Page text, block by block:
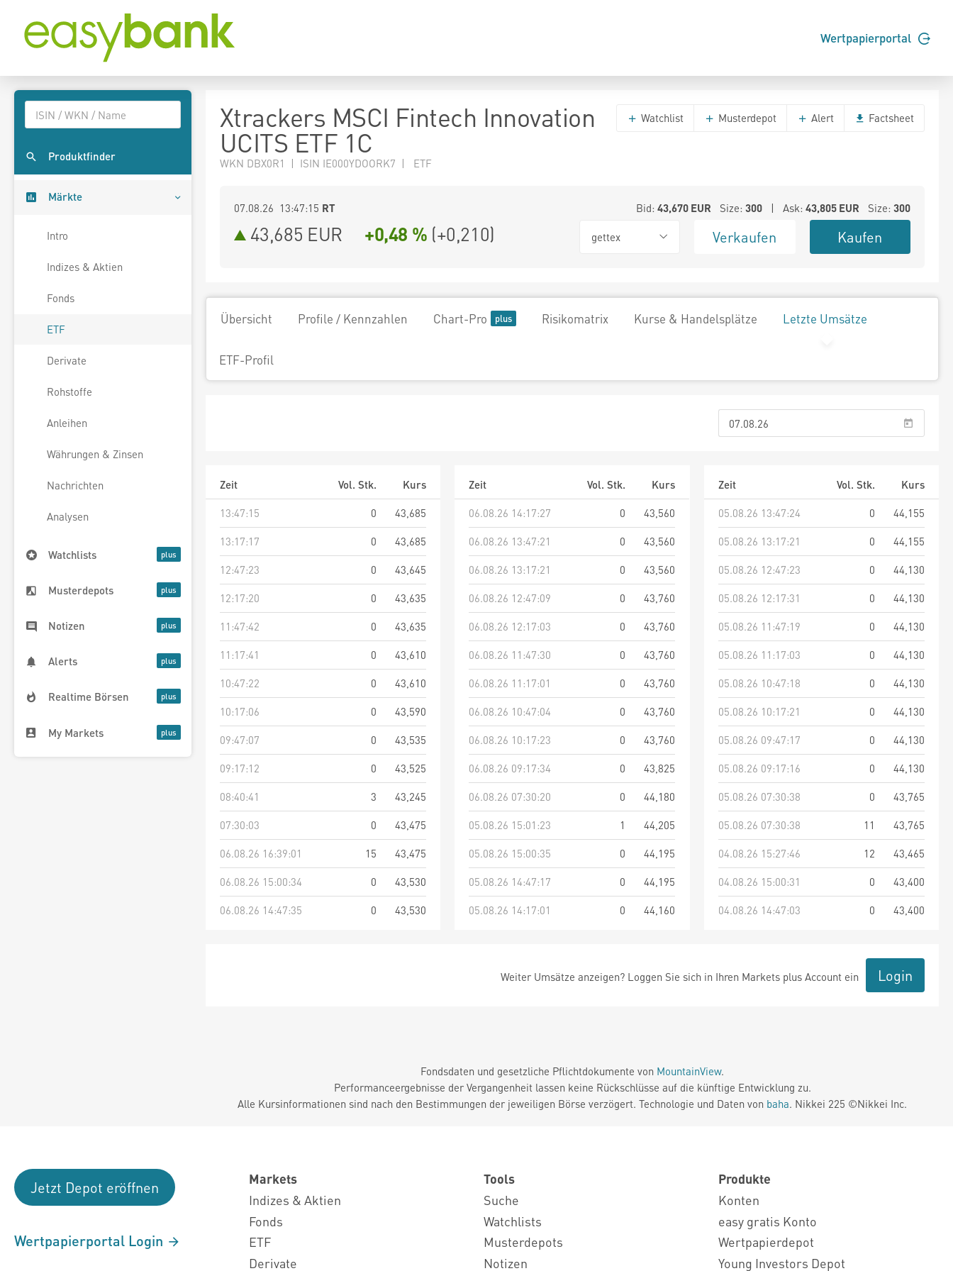
Wertpapierportal
Produktfinder
Märkte
Intro
Indizes & Aktien
Fonds
ETF
Derivate
Rohstoffe
Anleihen
Währungen & Zinsen
Nachrichten
Analysen
Watchlists
Musterdepots
Notizen
Alerts
Realtime Börsen
My Markets
Xtrackers MSCI Fintech Innovation
UCITS ETF 1C
WKN DBX0R1 | ISIN IE000YDOORK7 | ETF
Watchlist Musterdepot Alert Factsheet
07.08.26 13:47:15 RT Bid: 43,670EUR Size: 300| Ask: 43,805EUR Size: 300
43,685 EUR +0,48 % (+0,210) gettex Verkaufen Kaufen
Übersicht Profile / Kennzahlen Chart-Pro Risikomatrix Kurse & Handelsplätze Letzte Umsätze
ETF-Profil
Zeit Vol. Stk.
Kurs
13:47:15
0
43,685
13:17:17
0
43,685
12:47:23
0
43,645
12:17:20
0
43,635
11:47:42
0
43,635
11:17:41
0
43,610
10:47:22
0
43,610
10:17:06
0
43,590
09:47:07
0
43,535
09:17:12
0
43,525
08:40:41
3
43,245
07:30:03
0
43,475
06.08.26 16:39:01
15
43,475
06.08.26 15:00:34
0
43,530
06.08.26 14:47:35
0 43,530
Zeit Vol. Stk.
Kurs
06.08.26 14:17:27
0
43,560
06.08.26 13:47:21
0
43,560
06.08.26 13:17:21
0
43,560
06.08.26 12:47:09
0
43,760
06.08.26 12:17:03
0
43,760
06.08.26 11:47:30
0
43,760
06.08.26 11:17:01
0
43,760
06.08.26 10:47:04
0
43,760
06.08.26 10:17:23
0
43,760
06.08.26 09:17:34
0
43,825
06.08.26 07:30:20
0
44,180
05.08.26 15:01:23
1
44,205
05.08.26 15:00:35
0
44,195
05.08.26 14:47:17
0
44,195
05.08.26 14:17:01
0 44,160
Zeit Vol. Stk.
Kurs
05.08.26 13:47:24
0
44,155
05.08.26 13:17:21
0
44,155
05.08.26 12:47:23
0
44,130
05.08.26 12:17:31
0
44,130
05.08.26 11:47:19
0
44,130
05.08.26 11:17:03
0
44,130
05.08.26 10:47:18
0
44,130
05.08.26 10:17:21
0
44,130
05.08.26 09:47:17
0
44,130
05.08.26 09:17:16
0
44,130
05.08.26 07:30:38
0
43,765
05.08.26 07:30:38
11
43,765
04.08.26 15:27:46
12
43,465
04.08.26 15:00:31
0
43,400
04.08.26 14:47:03
0 43,400
Weiter Umsätze anzeigen? Loggen Sie sich in Ihren Markets plus Account ein Login
Fondsdaten und gesetzliche Pflichtdokumente von MountainView.
Performanceergebnisse der Vergangenheit lassen keine Rückschlüsse auf die künftige Entwicklung zu.
Alle Kursinformationen sind nach den Bestimmungen der jeweiligen Börse verzögert. Technologie und Daten von baha. Nikkei 225 ©Nikkei Inc.
Jetzt Depot eröffnen
Wertpapierportal Login
Markets
Indizes & Aktien
Fonds
ETF
Derivate
Tools
Suche
Watchlists
Musterdepots
Notizen
Produkte
Konten
easy gratis Konto
Wertpapierdepot
Young Investors Depot